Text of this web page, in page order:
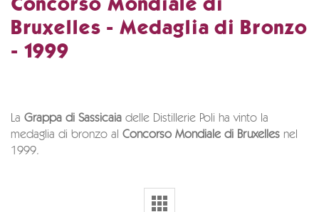
Concorso Mondiale di
Bruxelles - Medaglia di Bronzo
- 1999
La Grappa di Sassicaia delle Distillerie Poli ha vinto la
medaglia di bronzo al Concorso Mondiale di Bruxelles nel
1999.